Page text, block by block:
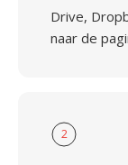
Drive,
naar de
2